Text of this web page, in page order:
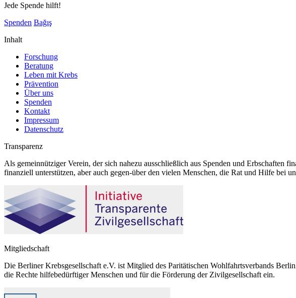
Jede Spende hilft!
Spenden Bağış
Inhalt
Forschung
Beratung
Leben mit Krebs
Prävention
Über uns
Spenden
Kontakt
Impressum
Datenschutz
Transparenz
Als gemeinnütziger Verein, der sich nahezu ausschließlich aus Spenden und Erbschaften
finanziell unterstützen, aber auch gegen-über den vielen Menschen, die Rat und Hilfe bei
Mitgliedschaft
Die Berliner Krebsgesellschaft e.V. ist Mitglied des Paritätischen Wohlfahrtsverbands
die Rechte hilfebedürftiger Menschen und für die Förderung der Zivilgesellschaft ein.